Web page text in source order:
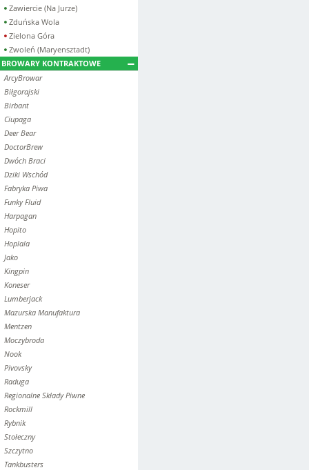
Zawiercie (Na Jurze)
Zduńska Wola
Zielona Góra
Zwoleń (Maryensztadt)
BROWARY KONTRAKTOWE
ArcyBrowar
Biłgorajski
Birbant
Ciupaga
Deer Bear
DoctorBrew
Dwóch Braci
Dziki Wschód
Fabryka Piwa
Funky Fluid
Harpagan
Hopito
Hoplala
Jako
Kingpin
Koneser
Lumberjack
Mazurska Manufaktura
Mentzen
Moczybroda
Nook
Pivovsky
Raduga
Regionalne Składy Piwne
Rockmill
Rybnik
Stołeczny
Szczytno
Tankbusters